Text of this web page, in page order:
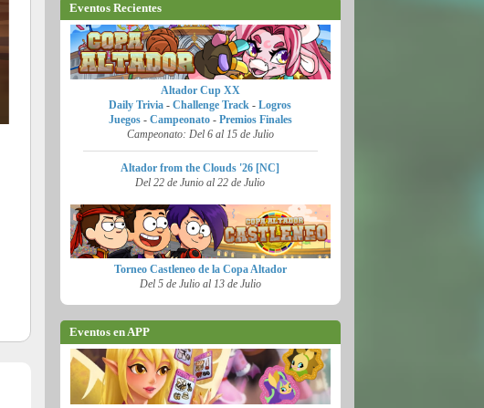
Eventos Recientes
Altador Cup XX
Daily Trivia -Challenge Track -Logros
Juegos- Campeonato- Premios Finales
Campeonato: Del 6 al 15 de Julio
Altador from the Clouds '26 [NC]
Del 22 de Junio al 22 de Julio
Torneo Castleneo de la Copa Altador
Del 5 de Julio al 13 de Julio
Eventos en APP